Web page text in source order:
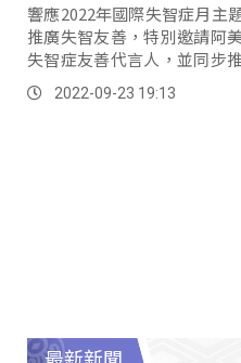
響應2022年國際失智症月主
推廣失智友善，特別邀請阿
失智症友善代言人，並同步
提醒民眾辨認自身或周遭親朋
2022-09-23 19:13